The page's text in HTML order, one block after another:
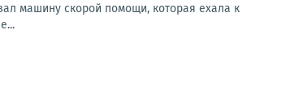
машину скорой помощи, которая ехала к